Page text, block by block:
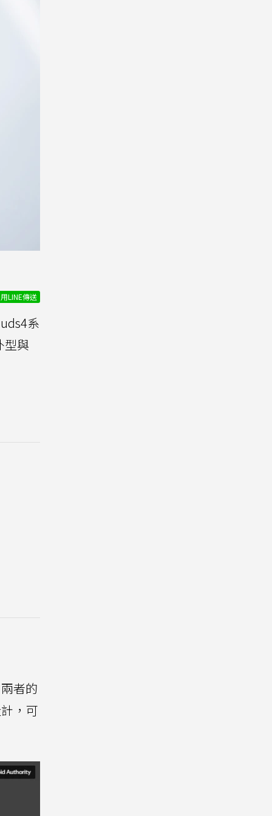
用LINE傳送
系
型與
者的
，可